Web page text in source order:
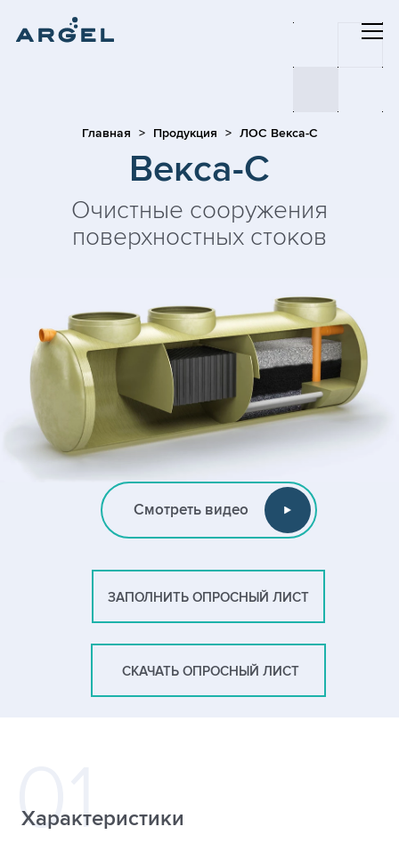
Главная Продукция ЛОС Векса-С
Векса-С
Очистные сооружения
поверхностных стоков
ЗАПОЛНИТЬ ОПРОСНЫЙ ЛИСТ
СКАЧАТЬ ОПРОСНЫЙ ЛИСТ
Смотреть видео
Характеристики